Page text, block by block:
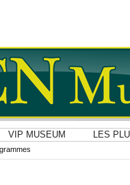
VIP MUSEUM LES